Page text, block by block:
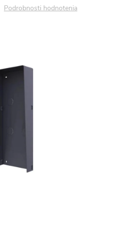
Podrobnosti hodnotenia